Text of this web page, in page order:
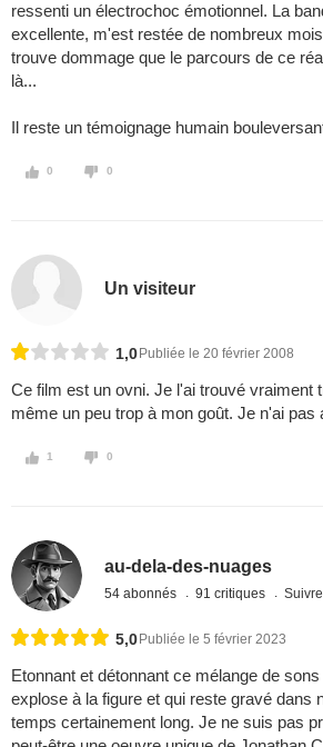
ressenti un électrochoc émotionnel. La
excellente, m'est restée de nombreux
trouve dommage que le parcours de ce
là...
Il reste un témoignage humain
0 0
Un visiteur
1,0 Publiée le 20 février 2008
Ce film est un ovni. Je l'ai trouvé vraiment
même un peu trop à mon goût. Je n'ai pas
1 0
au-dela-des-nuages
54 abonnés 91 critiques
5,0 Publiée le 5 février 2023
Etonnant et détonnant ce mélange de
explose à la figure et qui reste gravé dans
temps certainement long. Je ne suis pas